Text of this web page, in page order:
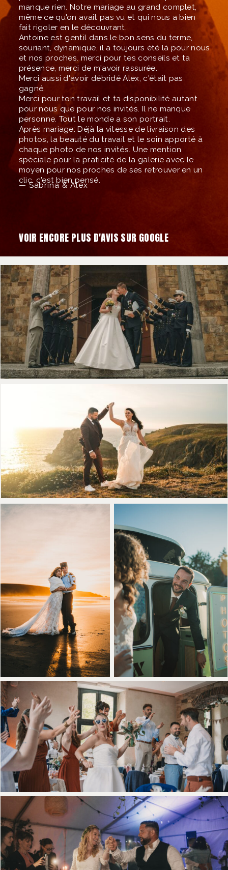
VOIR ENCORE PLUS D'AVIS SUR GOOGLE
manque rien. Notre mariage au grand complet,
même ce qu'on avait pas vu et qui nous a bien
fait rigoler en le découvrant.
Antoine est gentil dans le bon sens du terme,
souriant, dynamique, il a toujours été là pour nous
et nos proches. merci pour tes conseils et ta
présence, merci de m'avoir rassurée.
Merci aussi d'avoir débridé Alex, c'était pas
gagné.
Merci pour ton travail et ta disponibilité autant
pour nous que pour nos invités. Il ne manque
personne. Tout le monde a son portrait.
Après mariage: Déjà la vitesse de livraison des
photos, la beauté du travail et le soin apporté à
chaque photo de nos invités. Une mention
spéciale pour la praticité de la galerie avec le
moyen pour nos proches de ses retrouver en un
clic. c'est bien pensé.
— Sabrina & Alex